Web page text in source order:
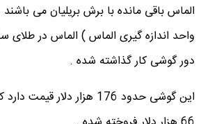
دور گوشی کار گذاشته شده .
این گوشی حدود 176 هزار دلار